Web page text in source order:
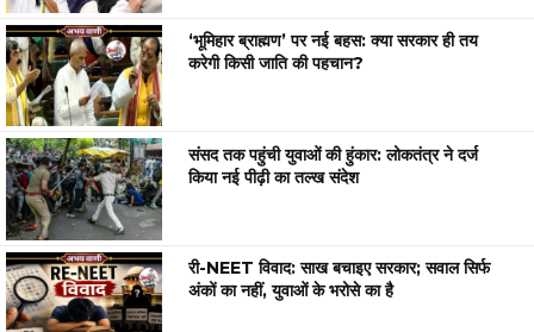
‘भूमिहार ब्राह्मण’ पर नई बहस: क्या सरकार ही तय
करेगी किसी जाति की पहचान?
संसद तक पहुंची युवाओं की हुंकार: लोकतंत्र ने दर्ज
किया नई पीढ़ी का तल्ख संदेश
री-NEET विवाद: साख बचाइए सरकार; सवाल सिर्फ
अंकों का नहीं, युवाओं के भरोसे का है